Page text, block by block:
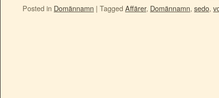
Posted in Domännamn | Tagged Affärer, Domännamn, sedo,